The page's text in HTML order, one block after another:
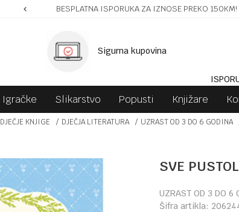
BESPLATNA ISPORUKA ZA IZNOSE PREKO 150KM!
Sigurna kupovina
Igračke Slikarstvo Popusti Knjižare
DJEČJE KNJIGE DJEČJA LITERATURA UZRAST OD 3 DO 6 GODINA
SVE
UZRAST OD 3 DO 6
Šifra artikla: